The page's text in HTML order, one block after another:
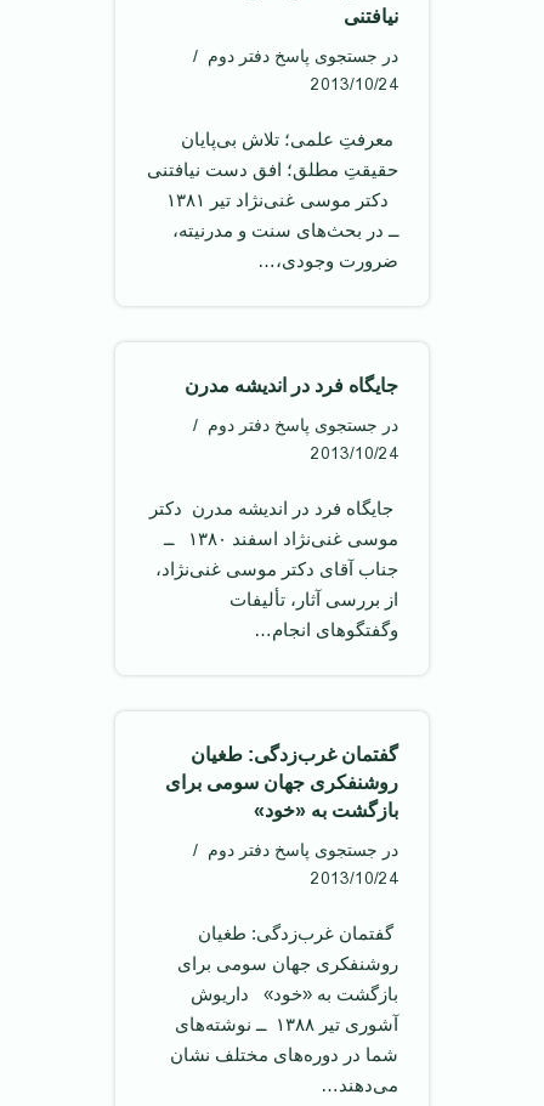
نیافتنی
در جستجوی پاسخ دفتر دوم
2013/10/24
‌ معرفتِ علمی؛ تلاش بی‌پایان
حقیقتِ مطلق؛ افق دست نیافتنی
ــ در بحث‌های سنت و مدرنیته،
ضرورت وجودی،…
جایگاه فرد در اندیشه مدرن
در جستجوی پاسخ دفتر دوم
2013/10/24
‌ جایگاه فرد در اندیشه مدرن ‌ دکتر
موسی غنی‌نژاد اسفند ۱۳۸۰ ‌ ــ
جناب آقای دکتر موسی غنی‌نژاد،
از بررسی آثار، تألیفات
وگفتگوهای انجام…
گفتمان غرب‌زدگی: طغیان
روشنفکری جهان سومی برای
بازگشت به «خود»
در جستجوی پاسخ دفتر دوم
2013/10/24
‌ گفتمان غرب‌زدگی: طغیان
روشنفکری جهان سومی برای
بازگشت به «خود» ‌ داریوش
آشوری تیر ۱۳۸۸ ‌ ــ نوشته‌های
شما در دوره‌های مختلف نشان
می‌دهند…